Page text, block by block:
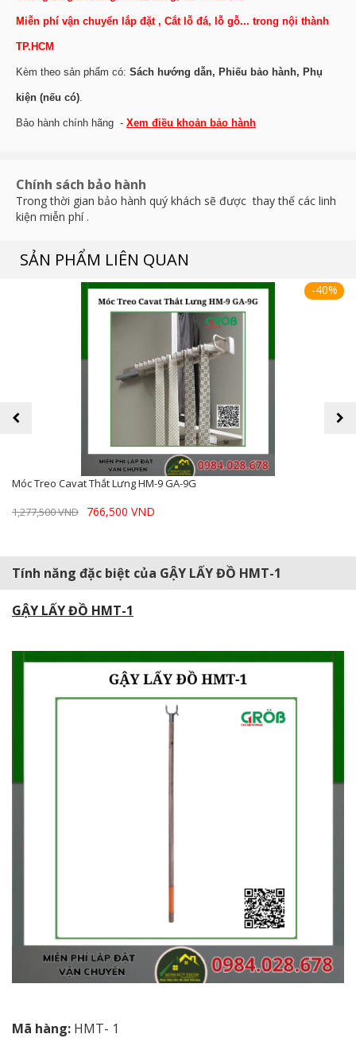
Miễn phí vận chuyển lắp đặt , Cắt lỗ đá, lỗ gỗ... trong nội thành
TP.HCM
Kèm theo sản phẩm có: Sách hướng dẫn, Phiếu bảo hành, Phụ
kiện (nếu có).
Bảo hành chính hãng - Xem điều khoản bảo hành
Chính sách bảo hành
Trong thời gian bảo hành quý khách sẽ được thay thế các linh
kiện miễn phí .
SẢN PHẨM LIÊN QUAN
-40%
Móc Treo Cavat Thắt Lưng HM-9 GA-9G
1,277,500 VND
766,500 VND
prev next
Tính năng đặc biệt của GẬY LẤY ĐỒ HMT-1
GẬY LẤY ĐỒ HMT-1
Mã hàng: HMT- 1